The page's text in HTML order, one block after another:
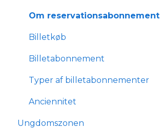
Forhold for handicappede og
Om reservationsabonnement
Billetkøb
Billetabonnement
Typer af billetabonnementer
Anciennitet
Ungdomszonen